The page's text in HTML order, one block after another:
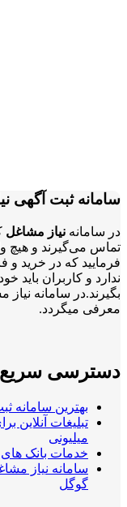
آگهی نیاز مشاغل
مشاغلکاربران
و هیچ واسطه‌ای در
خرید و فروشِ شما
باید خودشان
نیاز مشاغل کلیه
سریع
سامانه ثبت آگهی
آنلاین برای کسب کار
های اطلاعات
نیاز مشاغل کاملترین